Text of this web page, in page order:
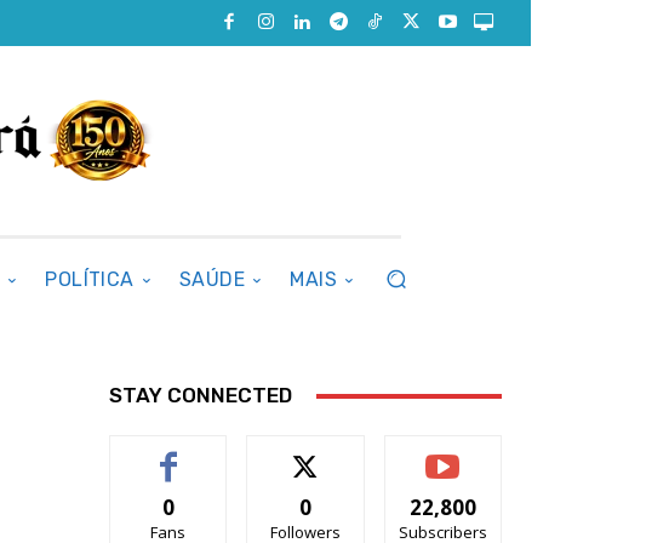
POLÍTICA SAÚDE MAIS
STAY CONNECTED
0
Fans
0
Followers
22,800
Subscribers